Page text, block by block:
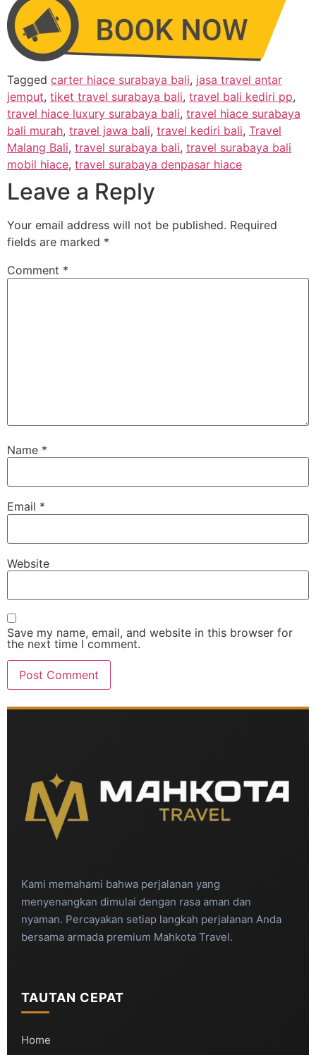
Tagged carter hiace surabaya bali, jasa travel antar
jemput, tiket travel surabaya bali, travel bali kediri pp,
travel hiace luxury surabaya bali, travel hiace surabaya
bali murah, travel jawa bali, travel kediri bali, Travel
Malang Bali, travel surabaya bali, travel surabaya bali
mobil hiace, travel surabaya denpasar hiace
Leave a Reply
Your email address will not be published. Required
fields are marked *
Comment *
Name *
Email *
Website
Save my name, email, and website in this browser for
the next time I comment.
Kami memahami bahwa perjalanan yang
menyenangkan dimulai dengan rasa aman dan
nyaman. Percayakan setiap langkah perjalanan Anda
bersama armada premium Mahkota Travel.
TAUTAN CEPAT
Home